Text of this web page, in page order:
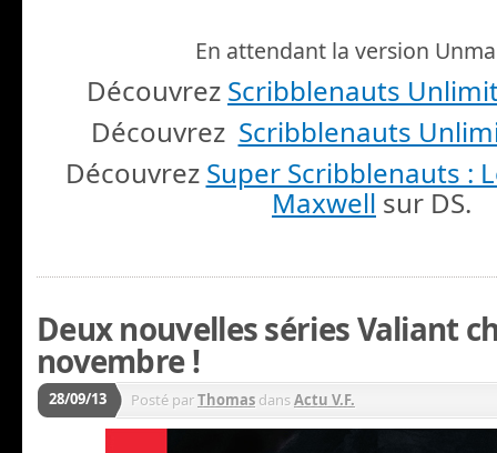
En attendant la version
Découvrez Scribblenauts
Découvrez Scribblenauts
Découvrez Super Scribblenauts :
Maxwell sur DS.
Deux nouvelles séries Valiant
novembre !
28/09/13 Posté parThomas dansActu V.F.